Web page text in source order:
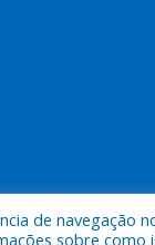
Municipal de
de
sobre como